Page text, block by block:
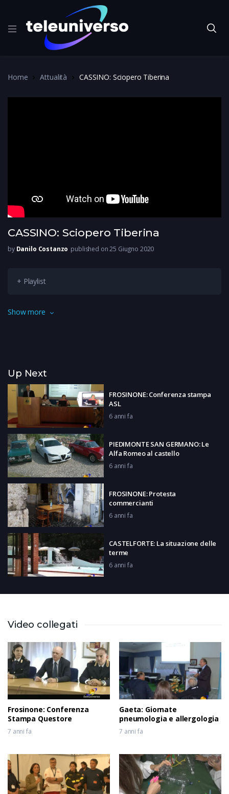
Home Attualità CASSINO: Sciopero Tiberina
CASSINO: Sciopero Tiberina
by Danilo Costanzo published on 25 Giugno 2020
+ Playlist
Sciopero alla Tiberina di Cassino. Lavoratori sono davanti ai
Show more
Up Next
FROSINONE: Conferenza stampa
ASL
6 anni fa
PIEDIMONTE SAN GERMANO: Le
Alfa Romeo al castello
6 anni fa
FROSINONE: Protesta
commercianti
6 anni fa
CASTELFORTE: La situazione delle
terme
6 anni fa
CASSINO: Videosorveglianza
ROCCASECCA: Assemblea dei
Sindaci
6 anni fa
Video collegati
Frosinone: Conferenza
Stampa Questore
7 anni fa
Gaeta: Giornate
pneumologia e allergologia
7 anni fa